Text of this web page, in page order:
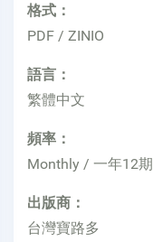
格式：
PDF / ZINIO
語言：
繁體中文
頻率：
Monthly / 一年12期
出版商：
台灣寶路多